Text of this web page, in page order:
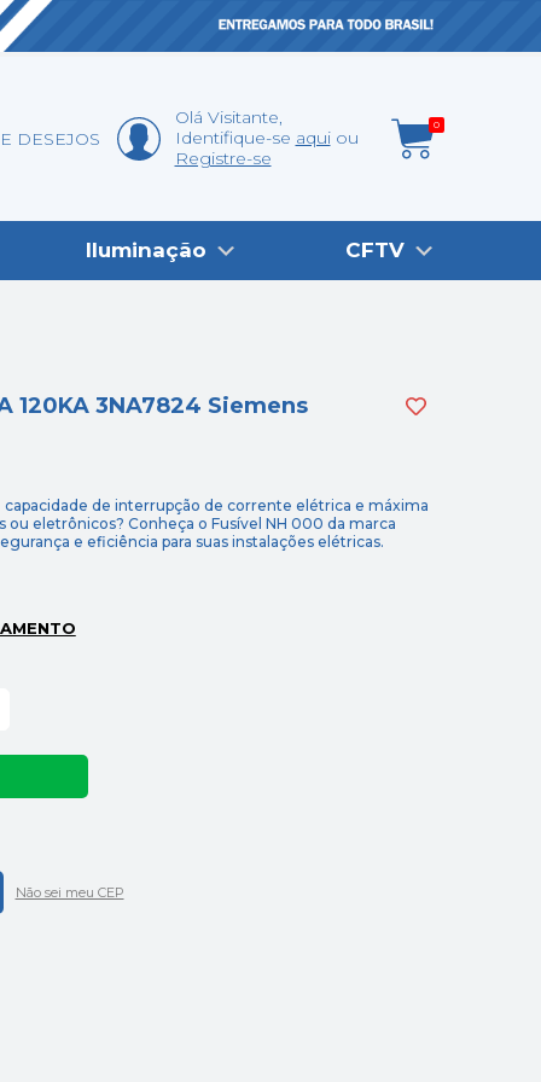
DESEJOS
Olá Visitante,
Identifique-se aqui
Registre-se
0
Iluminação CFTV
120KA 3NA7824 Siemens
de interrupção de corrente elétrica e máxima
eletrônicos? Conheça o Fusível NH 000 da marca
e eficiência para suas instalações elétricas.